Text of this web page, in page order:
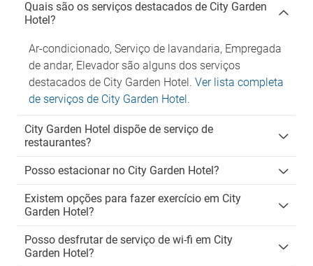
Quais são os serviços destacados de City Garden
Hotel?
Ar-condicionado, Serviço de lavandaria, Empregada
de andar, Elevador são alguns dos serviços
destacados de City Garden Hotel. Ver lista completa
de serviços de City Garden Hotel.
City Garden Hotel dispõe de serviço de
restaurantes?
Posso estacionar no City Garden Hotel?
Existem opções para fazer exercício em City
Garden Hotel?
Posso desfrutar de serviço de wi-fi em City
Garden Hotel?